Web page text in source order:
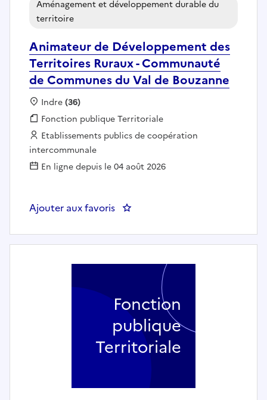
Animateur de Développement des
Territoires Ruraux - Communauté
de Communes du Val de Bouzanne
Aménagement et développement durable du
territoire
Localisation :
Indre(36)
Fonction publique :
Fonction publique Territoriale
Employeur :
Etablissements publics de coopération
intercommunale
En ligne depuis le 04 août 2026
Ajouter aux favoris : Animateur de
Fonction
publique
Territoriale